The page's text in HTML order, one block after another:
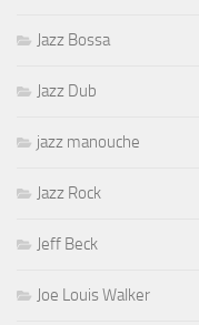
Jazz Bossa
Jazz Dub
jazz manouche
Jazz Rock
Jeff Beck
Joe Louis Walker